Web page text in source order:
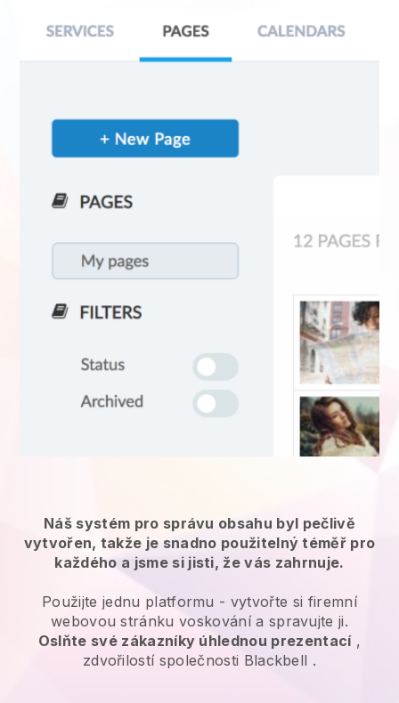
Náš systém pro správu obsahu byl pečlivě
vytvořen, takže je snadno použitelný téměř pro
každého a jsme si jisti, že vás zahrnuje.
Použijte jednu platformu - vytvořte si firemní
webovou stránku voskování a spravujte ji.
Oslňte své zákazníky úhlednou prezentací,
zdvořilostí společnosti Blackbell .